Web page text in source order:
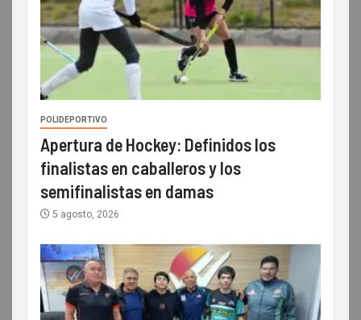
POLIDEPORTIVO
Apertura de Hockey: Definidos los
finalistas en caballeros y los
semifinalistas en damas
5 agosto, 2026